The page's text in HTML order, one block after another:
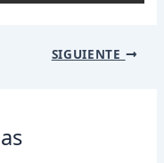
SIGUIENTE